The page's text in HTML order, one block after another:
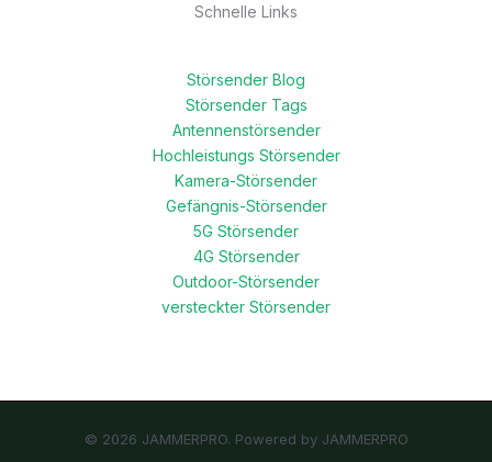
Schnelle Links
Störsender Blog
Störsender Tags
Antennenstörsender
Hochleistungs Störsender
Kamera-Störsender
Gefängnis-Störsender
5G Störsender
4G Störsender
Outdoor-Störsender
versteckter Störsender
© 2026 JAMMERPRO. Powered by JAMMERPRO